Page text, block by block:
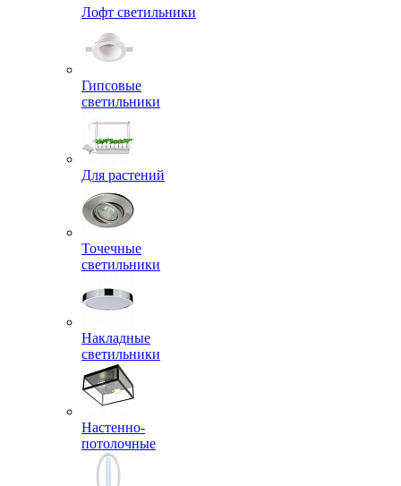
Лофт светильники
Гипсовые
светильники
Для растений
Точечные
светильники
Накладные
светильники
Настенно-
потолочные